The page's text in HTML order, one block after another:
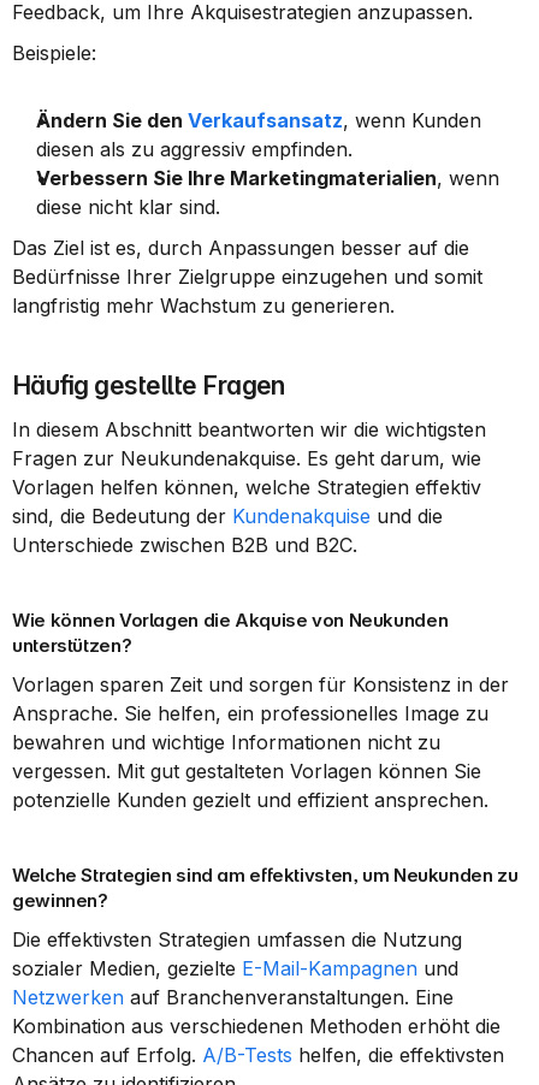
Feedback, um Ihre Akquisestrategien anzupassen.
Beispiele:
Ändern Sie den Verkaufsansatz, wenn Kunden
diesen als zu aggressiv empfinden.
Verbessern Sie Ihre Marketingmaterialien, wenn
diese nicht klar sind.
Das Ziel ist es, durch Anpassungen besser auf die
Bedürfnisse Ihrer Zielgruppe einzugehen und somit
langfristig mehr Wachstum zu generieren.
Häufig gestellte Fragen
In diesem Abschnitt beantworten wir die wichtigsten
Fragen zur Neukundenakquise. Es geht darum, wie
Vorlagen helfen können, welche Strategien effektiv
sind, die Bedeutung der Kundenakquise und die
Unterschiede zwischen B2B und B2C.
Wie können Vorlagen die Akquise von Neukunden
unterstützen?
Vorlagen sparen Zeit und sorgen für Konsistenz in der
Ansprache. Sie helfen, ein professionelles Image zu
bewahren und wichtige Informationen nicht zu
vergessen. Mit gut gestalteten Vorlagen können Sie
potenzielle Kunden gezielt und effizient ansprechen.
Welche Strategien sind am effektivsten, um Neukunden zu
gewinnen?
Die effektivsten Strategien umfassen die Nutzung
sozialer Medien, gezielte E-Mail-Kampagnen
Netzwerken auf Branchenveranstaltungen. Eine
Kombination aus verschiedenen Methoden erhöht die
Chancen auf Erfolg. A/B-Tests helfen, die effektivsten